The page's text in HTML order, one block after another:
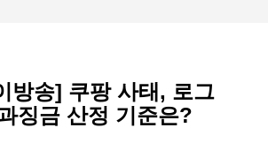
방송] 쿠팡 사태, 로그
징금 산정 기준은?